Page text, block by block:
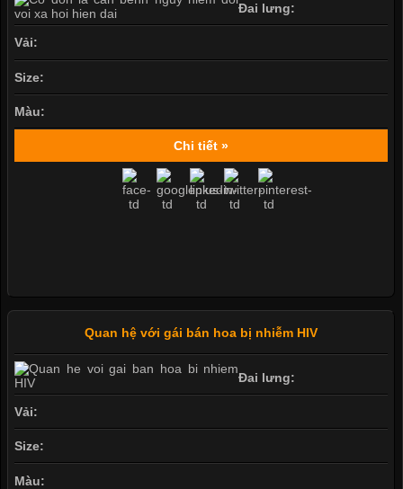
Đai lưng:
Vải:
Size:
Màu:
Chi tiết »
Quan hệ với gái bán hoa bị nhiễm HIV
Đai lưng:
Vải:
Size:
Màu: